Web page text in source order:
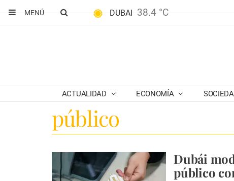
MENÚ
DUBAI 38.4 °C
ACTUALIDAD ECONOMÍA
público
Dubái
público